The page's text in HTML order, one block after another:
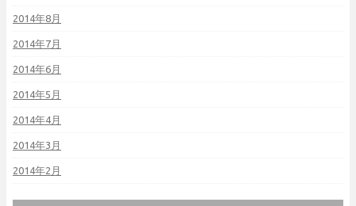
2014年8月
2014年7月
2014年6月
2014年5月
2014年4月
2014年3月
2014年2月